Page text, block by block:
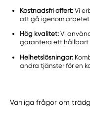
Kostnadsfri offert: Vi
att gå igenom
Hög kvalitet: Vi
garantera ett hållbart
Helhetslösningar:
andra tjänster för en
Vanliga frågor om